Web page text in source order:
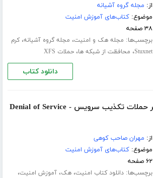
از: مجله گروه آشیانه
موضوع:کتاب‌های آموزش امنیت
۳۸ صفحه
برچسب‌ها: مجله هک و امنیت، مجله گروه آشیانه،کرم
Stuxnet، محافظت از شبکه ها،حملات XFS
دانلود کتاب
دانلود کتاب شرحی بر حملات تکذیب سرویس - Denial of Service
از: مهران صاحب کوهی
موضوع:کتاب‌های آموزش امنیت
۶۲ صفحه
برچسب‌ها:دانلود کتاب امنیت،هک،آموزش امنیت،